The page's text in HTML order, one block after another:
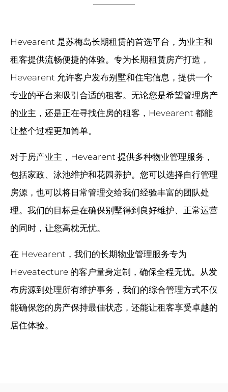
Hevearent 是苏梅岛长期租赁的首选平台，为业主和
租客提供流畅便捷的体验。专为长期租赁房产打造，
Hevearent 允许客户发布别墅和住宅信息，提供一个
专业的平台来吸引合适的租客。无论您是希望管理房产
的业主，还是正在寻找住房的租客，Hevearent 都能
让整个过程更加简单。
对于房产业主，Hevearent 提供多种物业管理服务，
包括家政、泳池维护和花园养护。您可以选择自行管理
房源，也可以将日常管理交给我们经验丰富的团队处
理。我们的目标是在确保别墅得到良好维护、正常运营
的同时，让您高枕无忧。
在 Hevearent，我们的长期物业管理服务专为
Heveatecture 的客户量身定制，确保全程无忧。从发
布房源到处理所有维护事务，我们的综合管理方式不仅
能确保您的房产保持最佳状态，还能让租客享受卓越的
居住体验。